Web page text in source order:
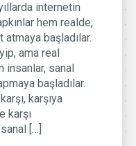
internetin
hem realde,
başladılar.
ama real
insanlar, sanal
başladılar.
karşıya
karşı
[…]